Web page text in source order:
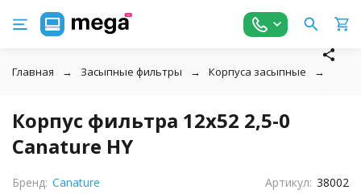
Главная Засыпные фильтры Корпуса засыпные
Корпус фильтра 12х52 2,5-0
Canature HY
Бренд: Canature Артикул: 38002